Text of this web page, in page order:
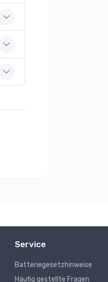
Service
Batteriegesetzhinweise
Häufig gestellte Fragen